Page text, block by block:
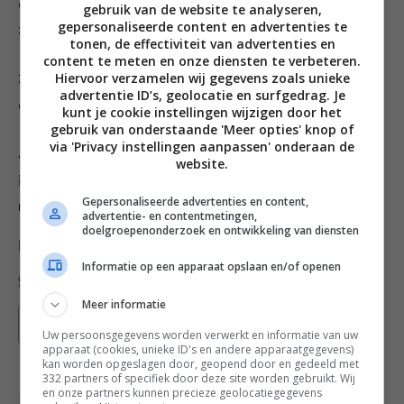
dat ze heel blijven. Druk het kruim op de bodem en
zijkanten aan.
3. Vul de holten met 2 eetlepels van het
champignonknoflookmengsel.
4. Breek een ei boven elk broodje en bak ze 20 minuten
in een voorverwarmde oven op 210 °C. Bestrooi daarna
met fijngeknipte peterselie. Serveer warm of lauw.
Bakken Bewuste keuzes Brood
gebruik van de website te analyseren,
gepersonaliseerde content en advertenties te
tonen, de effectiviteit van advertenties en
content te meten en onze diensten te verbeteren.
Hiervoor verzamelen wij gegevens zoals unieke
advertentie ID’s, geolocatie en surfgedrag. Je
kunt je cookie instellingen wijzigen door het
gebruik van onderstaande 'Meer opties' knop of
via 'Privacy instellingen aanpassen' onderaan de
website.
Gepersonaliseerde advertenties en content,
advertentie- en contentmetingen,
doelgroepenonderzoek en ontwikkeling van diensten
Informatie op een apparaat opslaan en/of openen
Meer informatie
Uw persoonsgegevens worden verwerkt en informatie van uw
apparaat (cookies, unieke ID's en andere apparaatgegevens)
kan worden opgeslagen door, geopend door en gedeeld met
332 partners of specifiek door deze site worden gebruikt. Wij
en onze partners kunnen precieze geolocatiegegevens